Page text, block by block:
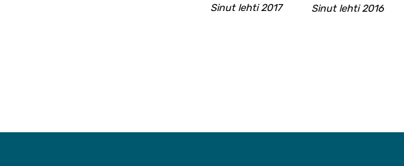
Sinut lehti 2017 Sinut lehti 2016